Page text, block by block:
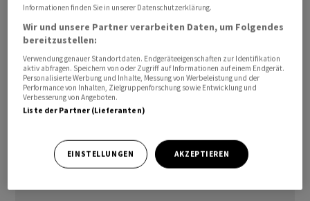
ein Tesla-Robotaxi setzen. «Wir haben sie alle scheitern
gesehen», sagte einer von ihnen.
Informationen finden Sie in unserer Datenschutzerklärung.
Wir und unsere Partner verarbeiten Daten, um Folgendes
bereitzustellen:
Verwendung genauer Standortdaten. Endgeräteeigenschaften zur Identifikation
aktiv abfragen. Speichern von oder Zugriff auf Informationen auf einem Endgerät.
Personalisierte Werbung und Inhalte, Messung von Werbeleistung und der
Performance von Inhalten, Zielgruppenforschung sowie Entwicklung und
Verbesserung von Angeboten.
Liste der Partner (Lieferanten)
EINSTELLUNGEN AKZEPTIEREN